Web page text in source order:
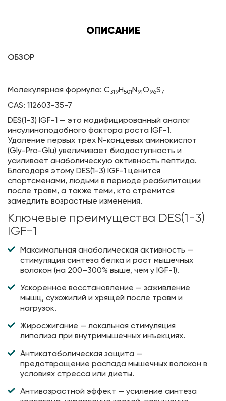
ОПИСАНИЕ
ОБЗОР
Молекулярная формула: C319H501N91O96S7
CAS: 112603-35-7
DES(1-3) IGF-1 — это модифицированный аналог
инсулиноподобного фактора роста IGF-1.
Удаление первых трёх N-концевых аминокислот
(Gly-Pro-Glu) увеличивает биодоступность и
усиливает анаболическую активность пептида.
Благодаря этому DES(1-3) IGF-1 ценится
спортсменами, людьми в периоде реабилитации
после травм, а также теми, кто стремится
замедлить возрастные изменения.
Ключевые преимущества DES(1-3)
IGF-1
Максимальная анаболическая активность —
стимуляция синтеза белка и рост мышечных
волокон (на 200–300% выше, чем у IGF-1).
Ускоренное восстановление — заживление
мышц, сухожилий и хрящей после травм и
нагрузок.
Жиросжигание — локальная стимуляция
липолиза при внутримышечных инъекциях.
Антикатаболическая защита —
предотвращение распада мышечных волокон в
условиях стресса или диеты.
Антивозрастной эффект — усиление синтеза